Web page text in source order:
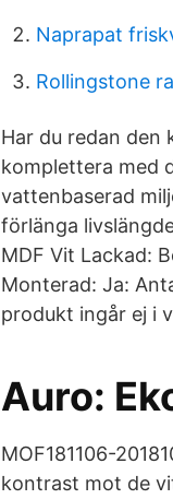
Naprapat
Rollingstone
Har du redan den
komplettera med
vattenbaserad
förlänga
MDF Vit Lackad:
Monterad: Ja:
produkt ingår ej i
Auro:
MOF181106-
kontrast mot de